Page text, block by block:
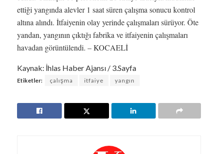
ettiği yangında alevler 1 saat süren çalışma sonucu kontrol
altına alındı. İtfaiyenin olay yerinde çalışmaları sürüyor. Öte
yandan, yangının çıktığı fabrika ve itfaiyenin çalışmaları
havadan görüntülendi. – KOCAELİ
Kaynak: İhlas Haber Ajansı / 3.Sayfa
Etiketler: çalışma itfaiye yangın